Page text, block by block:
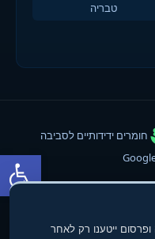
פתח
טבריה
חומרים ידידותיים לסביבה
הצהרת נגישות
ופרסום ייטענו רק לאחר